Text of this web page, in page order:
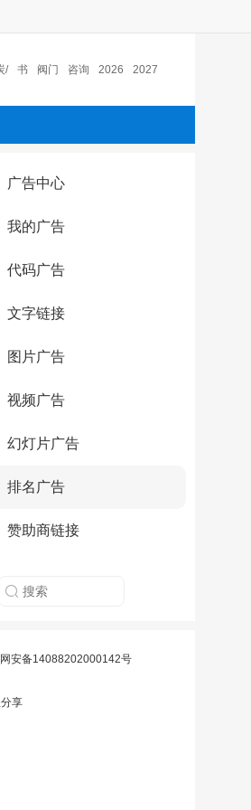
/ 书 阀门 咨询 2026 2027
广告中心
我的广告
代码广告
文字链接
图片广告
视频广告
幻灯片广告
排名广告
赞助商链接
安备14088202000142号
享